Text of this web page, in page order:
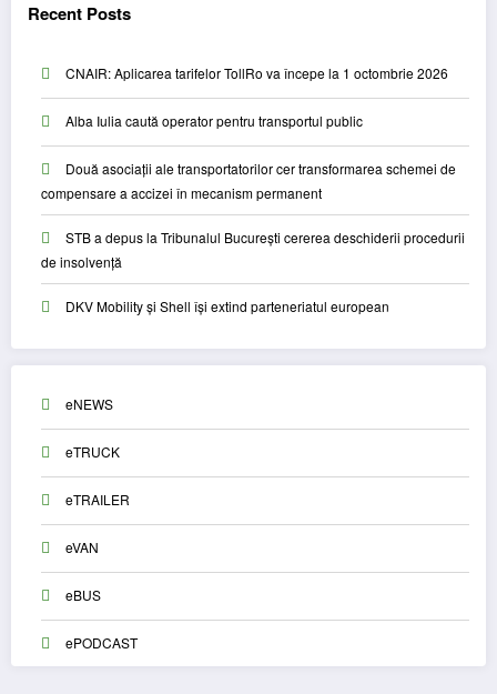
Recent Posts
CNAIR: Aplicarea tarifelor TollRo va începe la 1 octombrie 2026
Alba Iulia caută operator pentru transportul public
Două asociații ale transportatorilor cer transformarea schemei de
compensare a accizei în mecanism permanent
STB a depus la Tribunalul București cererea deschiderii procedurii
de insolvență
DKV Mobility și Shell își extind parteneriatul european
eNEWS
eTRUCK
eTRAILER
eVAN
eBUS
ePODCAST